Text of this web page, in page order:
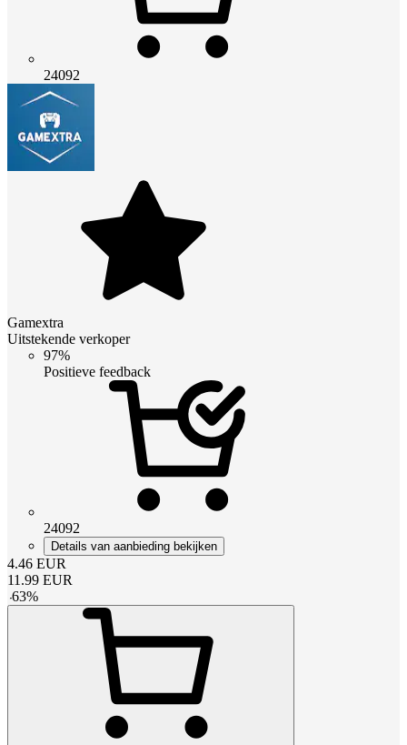
24092
Gamextra
Uitstekende verkoper
97%
Positieve feedback
24092
Details van aanbieding bekijken
4.46 EUR
11.99 EUR
-63%